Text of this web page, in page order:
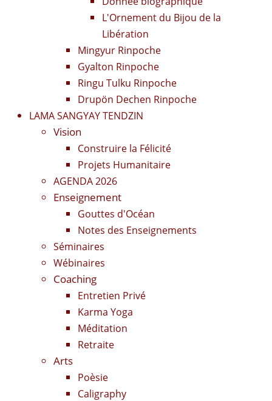
L'Ornement du Bijou de la
Libération
Mingyur Rinpoche
Gyalton Rinpoche
Ringu Tulku Rinpoche
Drupön Dechen Rinpoche
LAMA SANGYAY TENDZIN
Vision
Construire la Félicité
Projets Humanitaire
AGENDA 2026
Enseignement
Gouttes d'Océan
Notes des Enseignements
Séminaires
Wébinaires
Coaching
Entretien Privé
Karma Yoga
Méditation
Retraite
Arts
Poèsie
Caligraphy